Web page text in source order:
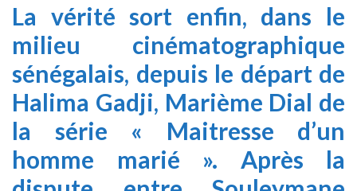
La vérité sort enfin, dans le
milieu cinématographique
sénégalais, depuis le départ de
Halima Gadji, Marième Dial de
la série « Maitresse d’un
homme marié ». Après la